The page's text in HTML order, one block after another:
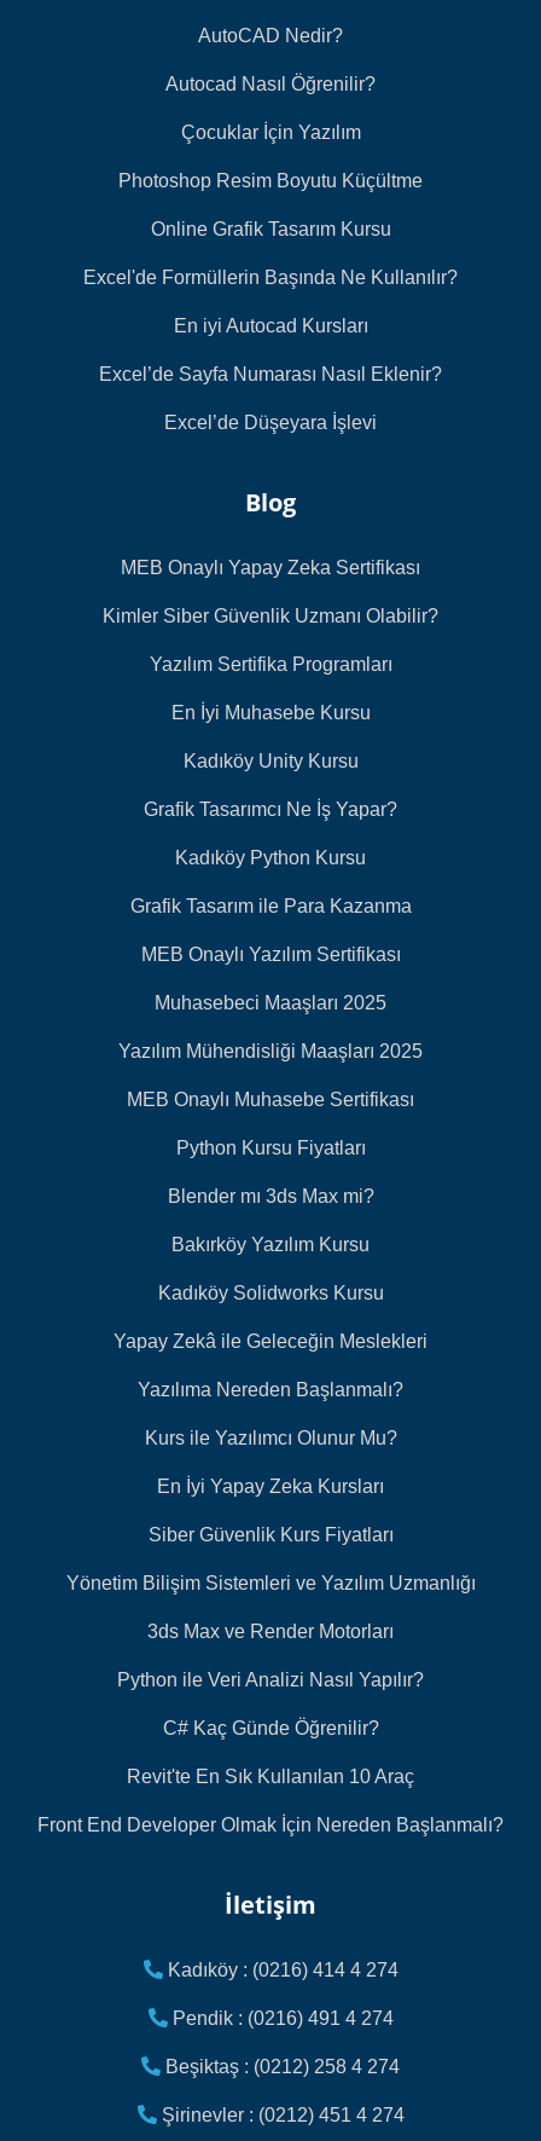
AutoCAD Nedir?
Autocad Nasıl Öğrenilir?
Çocuklar İçin Yazılım
Photoshop Resim Boyutu Küçültme
Online Grafik Tasarım Kursu
Excel'de Formüllerin Başında Ne Kullanılır?
En iyi Autocad Kursları
Excel’de Sayfa Numarası Nasıl Eklenir?
Excel’de Düşeyara İşlevi
Blog
MEB Onaylı Yapay Zeka Sertifikası
Kimler Siber Güvenlik Uzmanı Olabilir?
Yazılım Sertifika Programları
En İyi Muhasebe Kursu
Kadıköy Unity Kursu
Grafik Tasarımcı Ne İş Yapar?
Kadıköy Python Kursu
Grafik Tasarım ile Para Kazanma
MEB Onaylı Yazılım Sertifikası
Muhasebeci Maaşları 2025
Yazılım Mühendisliği Maaşları 2025
MEB Onaylı Muhasebe Sertifikası
Python Kursu Fiyatları
Blender mı 3ds Max mi?
Bakırköy Yazılım Kursu
Kadıköy Solidworks Kursu
Yapay Zekâ ile Geleceğin Meslekleri
Yazılıma Nereden Başlanmalı?
Kurs ile Yazılımcı Olunur Mu?
En İyi Yapay Zeka Kursları
Siber Güvenlik Kurs Fiyatları
Yönetim Bilişim Sistemleri ve Yazılım Uzmanlığı
3ds Max ve Render Motorları
Python ile Veri Analizi Nasıl Yapılır?
C# Kaç Günde Öğrenilir?
Revit'te En Sık Kullanılan 10 Araç
Front End Developer Olmak İçin Nereden Başlanmalı?
İletişim
Kadıköy : (0216) 414 4 274
Pendik : (0216) 491 4 274
Beşiktaş : (0212) 258 4 274
Şirinevler : (0212) 451 4 274